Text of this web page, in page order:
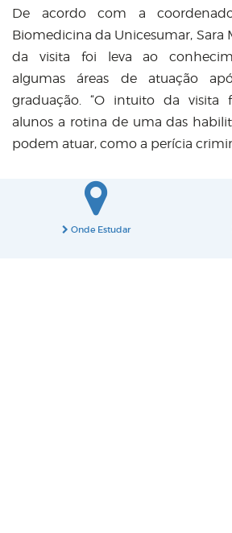
De acordo com a
Biomedicina da Unicesumar, Sara
da visita foi leva ao
algumas áreas de atuação
graduação. “O intuito da visita
alunos a rotina de uma das
podem atuar, como a perícia
Onde Estudar